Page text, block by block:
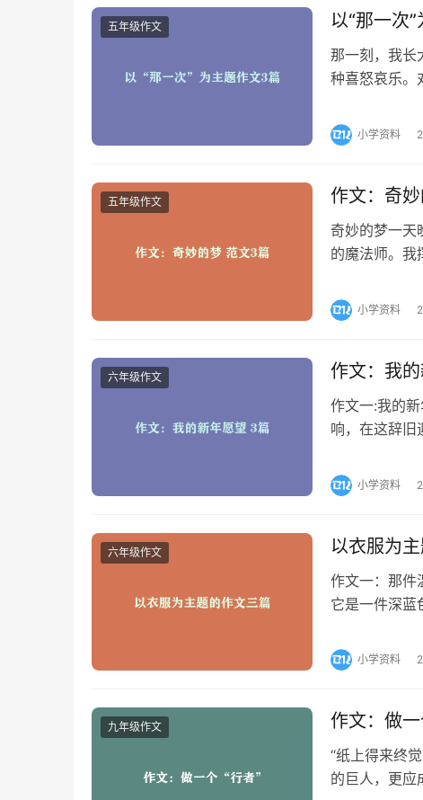
五年级作文 以“那一次
那一刻，我长
种喜怒哀乐。
小学资料
五年级作文 作文：奇
奇妙的梦一天
的魔法师。我
小学资料
六年级作文 作文：我
作文一:我的
响，在这辞旧
小学资料
六年级作文 以衣服为
作文一：那件
它是一件深蓝
小学资料
九年级作文 作文：做一
“纸上得来终
的巨人，更应